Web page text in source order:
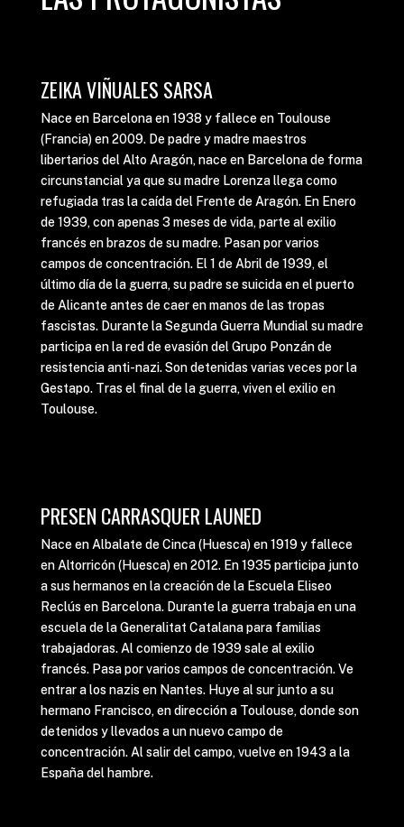
ZEIKA VIÑUALES SARSA
Nace en Barcelona en 1938 y fallece en Toulouse
(Francia) en 2009. De padre y madre maestros
libertarios del Alto Aragón, nace en Barcelona de forma
circunstancial ya que su madre Lorenza llega como
refugiada tras la caída del Frente de Aragón. En Enero
de 1939, con apenas 3 meses de vida, parte al exilio
francés en brazos de su madre. Pasan por varios
campos de concentración. El 1 de Abril de 1939, el
último día de la guerra, su padre se suicida en el puerto
de Alicante antes de caer en manos de las tropas
fascistas. Durante la Segunda Guerra Mundial su madre
participa en la red de evasión del Grupo Ponzán de
resistencia anti-nazi. Son detenidas varias veces por la
Gestapo. Tras el final de la guerra, viven el exilio en
Toulouse.
PRESEN CARRASQUER LAUNED
Nace en Albalate de Cinca (Huesca) en 1919 y fallece
en Altorricón (Huesca) en 2012. En 1935 participa junto
a sus hermanos en la creación de la Escuela Eliseo
Reclús en Barcelona. Durante la guerra trabaja en una
escuela de la Generalitat Catalana para familias
trabajadoras. Al comienzo de 1939 sale al exilio
francés. Pasa por varios campos de concentración. Ve
entrar a los nazis en Nantes. Huye al sur junto a su
hermano Francisco, en dirección a Toulouse, donde son
detenidos y llevados a un nuevo campo de
concentración. Al salir del campo, vuelve en 1943 a la
España del hambre.